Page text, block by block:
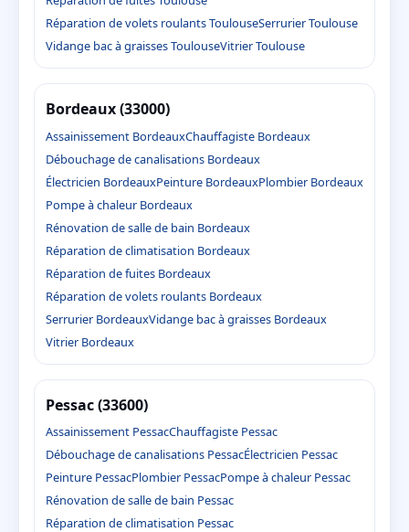
Réparation de volets roulants ToulouseSerrurier Toulouse
Vidange bac à graisses ToulouseVitrier Toulouse
Bordeaux (33000)
Assainissement BordeauxChauffagiste Bordeaux
Débouchage de canalisations Bordeaux
Électricien BordeauxPeinture BordeauxPlombier Bordeaux
Pompe à chaleur Bordeaux
Rénovation de salle de bain Bordeaux
Réparation de climatisation Bordeaux
Réparation de fuites Bordeaux
Réparation de volets roulants Bordeaux
Serrurier BordeauxVidange bac à graisses Bordeaux
Vitrier Bordeaux
Pessac (33600)
Assainissement PessacChauffagiste Pessac
Débouchage de canalisations PessacÉlectricien Pessac
Peinture PessacPlombier PessacPompe à chaleur Pessac
Rénovation de salle de bain Pessac
Réparation de climatisation Pessac